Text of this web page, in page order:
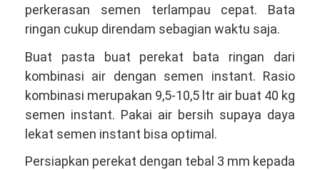
perkerasan semen terlampau cepat. Bata
ringan cukup direndam sebagian waktu saja.
Buat pasta buat perekat bata ringan dari
kombinasi air dengan semen instant. Rasio
kombinasi merupakan 9,5-10,5 ltr air buat 40 kg
semen instant. Pakai air bersih supaya daya
lekat semen instant bisa optimal.
Persiapkan perekat dengan tebal 3 mm kepada